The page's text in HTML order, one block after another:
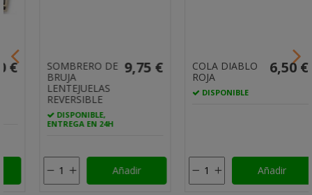
SOMBRERO DE
BRUJA
LENTEJUELAS
REVERSIBLE
DISPONIBLE,
ENTREGA EN 24H
9,75 €
Añadir
COLA DIABLO
DISPONIBLE
6,50 €
Añadir